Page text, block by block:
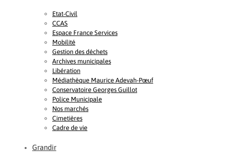
Etat-Civil
CCAS
Espace France Services
Mobilité
Gestion des déchets
Archives municipales
Libération
Médiathèque Maurice Adevah-Pœuf
Conservatoire Georges Guillot
Police Municipale
Nos marchés
Cimetières
Cadre de vie
Grandir